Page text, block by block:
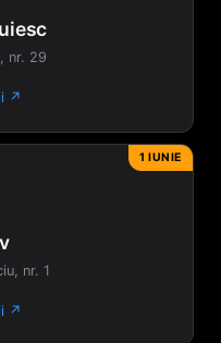
nr. 29
↗
1 IUNIE
nr. 1
↗